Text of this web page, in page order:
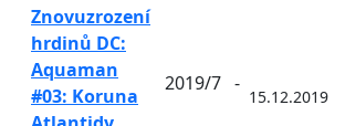
Znovuzrození
hrdinů DC:
Aquaman
#03: Koruna
2019/7 -
15.12.2019